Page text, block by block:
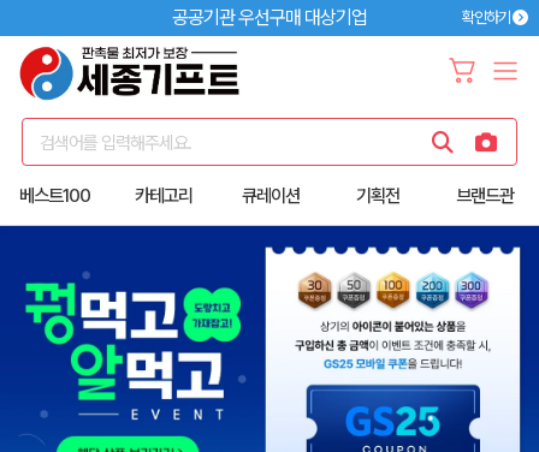
공공기관 우선구매 대상기업 확인하기
검색어를 입력해주세요.
베스트100 카테고리 큐레이션 기획전 브랜드관